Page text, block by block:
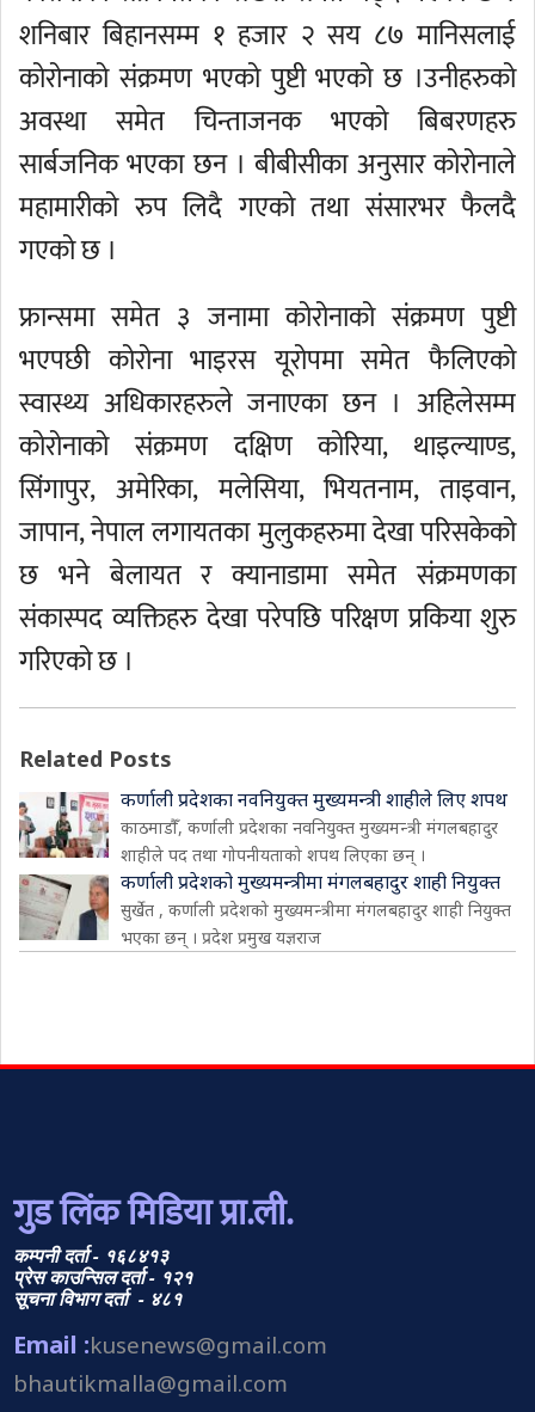
शनिबार बिहानसम्म १ हजार २ सय ८७ मानिसलाई
कोरोनाको संक्रमण भएको पुष्टी भएको छ ।उनीहरुको
अवस्था समेत चिन्ताजनक भएको बिबरणहरु
सार्बजनिक भएका छन । बीबीसीका अनुसार कोरोनाले
महामारीको रुप लिदै गएको तथा संसारभर फैलदै
गएको छ ।
फ्रान्समा समेत ३ जनामा कोरोनाको संक्रमण पुष्टी
भएपछी कोरोना भाइरस यूरोपमा समेत फैलिएको
स्वास्थ्य अधिकारहरुले जनाएका छन । अहिलेसम्म
कोरोनाको संक्रमण दक्षिण कोरिया, थाइल्याण्ड,
सिंगापुर, अमेरिका, मलेसिया, भियतनाम, ताइवान,
जापान, नेपाल लगायतका मुलुकहरुमा देखा परिसकेको
छ भने बेलायत र क्यानाडामा समेत संक्रमणका
संकास्पद व्यक्तिहरु देखा परेपछि परिक्षण प्रकिया शुरु
गरिएको छ ।
Related Posts
कर्णाली प्रदेशका नवनियुक्त मुख्यमन्त्री शाहीले लिए शपथ
काठमाडौँ, कर्णाली प्रदेशका नवनियुक्त मुख्यमन्त्री मंगलबहादुर
शाहीले पद तथा गोपनीयताको शपथ लिएका छन् ।
कर्णाली प्रदेशको मुख्यमन्त्रीमा मंगलबहादुर शाही नियुक्त
सुर्खेत , कर्णाली प्रदेशको मुख्यमन्त्रीमा मंगलबहादुर शाही नियुक्त
भएका छन् । प्रदेश प्रमुख यज्ञराज
गुड लिंक मिडिया प्रा.ली.
कम्पनी दर्ता - १६८४१३
प्रेस काउन्सिल दर्ता - १२१
सूचना विभाग दर्ता - ४८१
Email :kusenews@gmail.com
bhautikmalla@gmail.com